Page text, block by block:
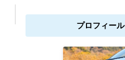
プロフィール